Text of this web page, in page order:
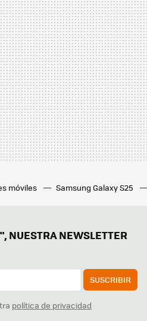
móviles Samsung Galaxy S25
NEWSLETTER
SUSCRIBIR
política de privacidad